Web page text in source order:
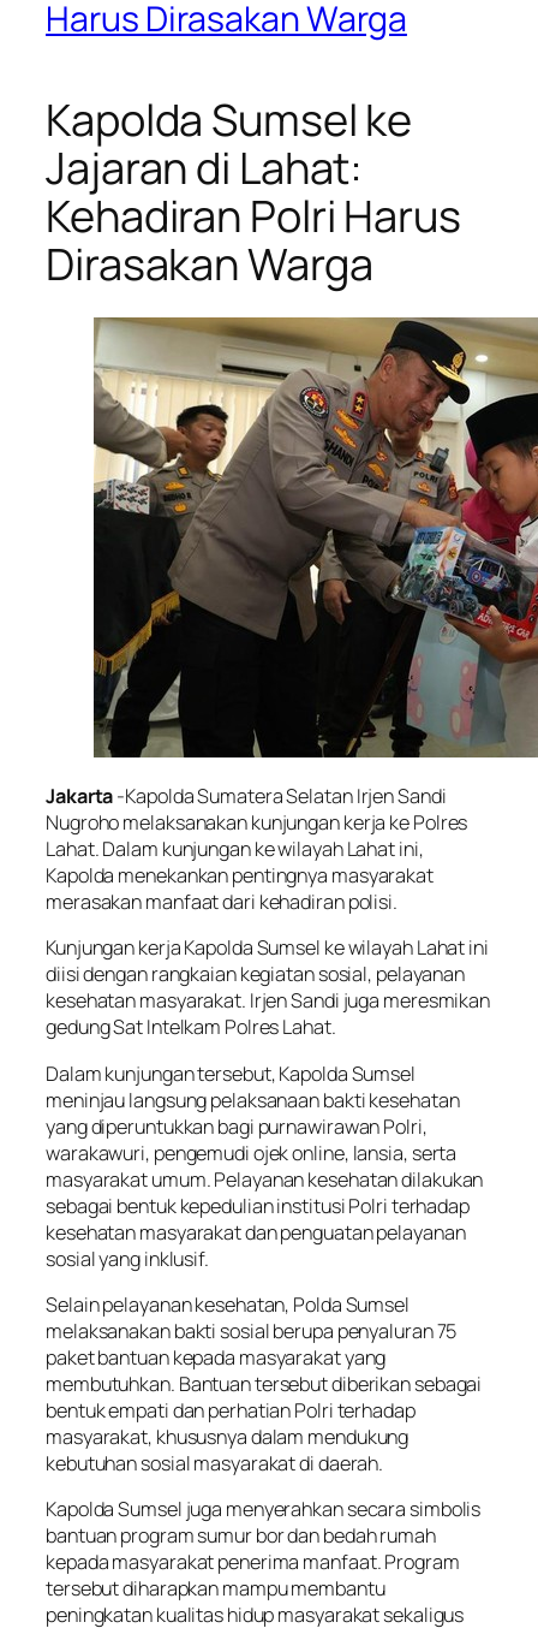
Harus Dirasakan Warga
Kapolda Sumsel ke
Jajaran di Lahat:
Kehadiran Polri Harus
Dirasakan Warga
Jakarta-Kapolda Sumatera Selatan Irjen Sandi
Nugroho melaksanakan kunjungan kerja ke Polres
Lahat. Dalam kunjungan ke wilayah Lahat ini,
Kapolda menekankan pentingnya masyarakat
merasakan manfaat dari kehadiran polisi.
Kunjungan kerja Kapolda Sumsel ke wilayah Lahat ini
diisi dengan rangkaian kegiatan sosial, pelayanan
kesehatan masyarakat. Irjen Sandi juga meresmikan
gedung Sat Intelkam Polres Lahat.
Dalam kunjungan tersebut, Kapolda Sumsel
meninjau langsung pelaksanaan bakti kesehatan
yang diperuntukkan bagi purnawirawan Polri,
warakawuri, pengemudi ojekonline, lansia, serta
masyarakat umum. Pelayanan kesehatan dilakukan
sebagai bentuk kepedulian institusi Polri terhadap
kesehatan masyarakat dan penguatan pelayanan
sosial yang inklusif.
Selain pelayanan kesehatan, Polda Sumsel
melaksanakan bakti sosial berupa penyaluran 75
paket bantuan kepada masyarakat yang
membutuhkan. Bantuan tersebut diberikan sebagai
bentuk empati dan perhatian Polri terhadap
masyarakat, khususnya dalam mendukung
kebutuhan sosial masyarakat di daerah.
Kapolda Sumsel juga menyerahkan secara simbolis
bantuan program sumur bor dan bedah rumah
kepada masyarakat penerima manfaat. Program
tersebut diharapkan mampu membantu
peningkatan kualitas hidup masyarakat sekaligus